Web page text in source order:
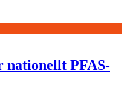
nationellt PFAS-